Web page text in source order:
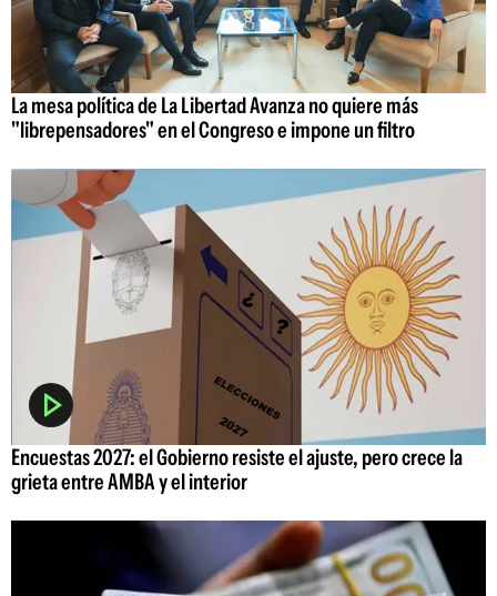
La mesa política de La Libertad Avanza no quiere más
"librepensadores" en el Congreso e impone un filtro
Encuestas 2027: el Gobierno resiste el ajuste, pero crece la
grieta entre AMBA y el interior